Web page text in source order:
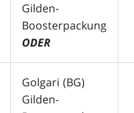
Gilden-
Boosterpackung
ODER
Golgari (BG)
Gilden-